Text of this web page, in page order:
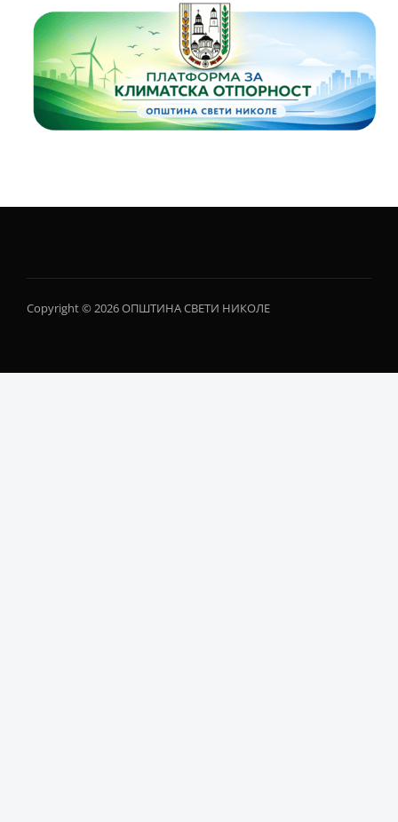
Copyright © 2026 ОПШТИНА СВЕТИ НИКОЛЕ